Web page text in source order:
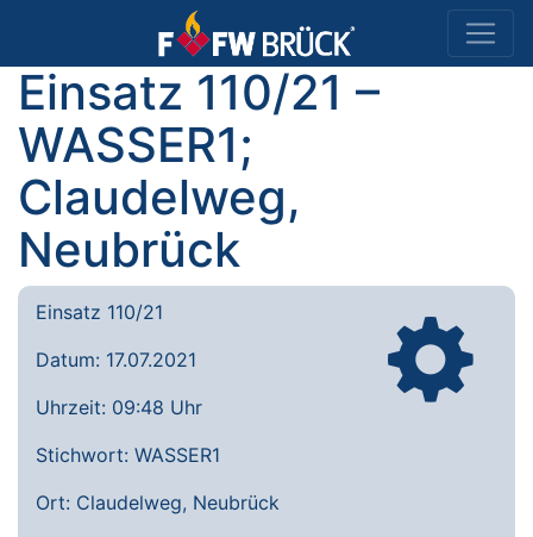
Einsatz 110/21 –
WASSER1;
Claudelweg,
Neubrück
Einsatz 110/21
Datum: 17.07.2021
Uhrzeit: 09:48 Uhr
Stichwort: WASSER1
Ort: Claudelweg, Neubrück